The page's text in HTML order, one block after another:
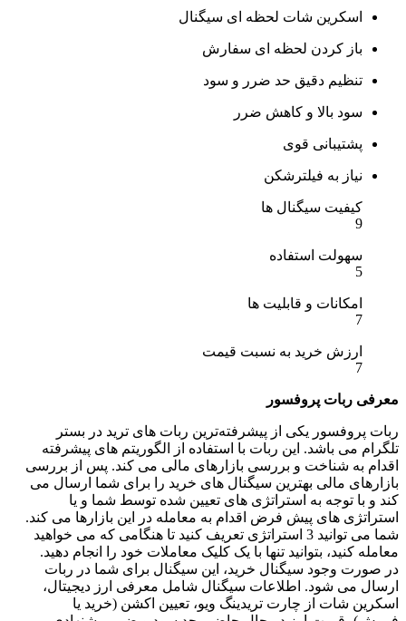
اسکرین شات لحظه ای سیگنال
باز کردن لحظه ای سفارش
تنظیم دقیق حد ضرر و سود
سود بالا و کاهش ضرر
پشتیبانی قوی
نیاز به فیلترشکن
کیفیت سیگنال ها
9
سهولت استفاده
5
امکانات و قابلیت ها
7
ارزش خرید به نسبت قیمت
7
معرفی ربات پروفسور
ربات پروفسور یکی از پیشرفته‌ترین ربات های ترید در بستر
تلگرام می باشد. این ربات با استفاده از الگوریتم های پیشرفته
اقدام به شناخت و بررسی بازارهای مالی می کند. پس از بررسی
بازارهای مالی بهترین سیگنال های خرید را برای شما ارسال می
کند و با توجه به استراتژی های تعیین شده توسط شما و یا
استراتژی های پیش فرض اقدام به معامله در این بازارها می کند.
شما می توانید 3 استراتژی تعریف کنید تا هنگامی که می خواهید
معامله کنید، بتوانید تنها با یک کلیک معاملات خود را انجام دهید.
در صورت وجود سیگنال خرید، این سیگنال برای شما در ربات
ارسال می شود. اطلاعات سیگنال شامل معرفی ارز دیجیتال،
اسکرین شات از چارت تریدینگ ویو، تعیین اکشن (خرید یا